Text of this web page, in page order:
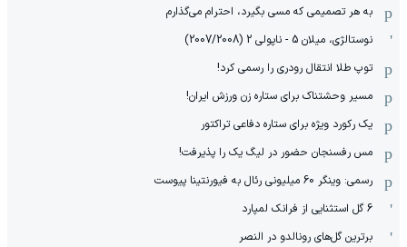
به هر تصمیمی که مسی بگیرد، احترام می‌گذارم
نوستالژی، میلان 5 - ناپولی 2 (2007/2008)
توپ طلا انتقال رودری را رسمی کرد!
مسیر وحشتناک برای ستاره زن ورزش ایران!
یک رکورد ویژه برای ستاره دفاعی تراکتور
مس رفسنجان حضور در لیگ یک را پذیرفت!
رسمی: وینگر 60 میلیونی رئال به فیورنتینا پیوست
6 گل استثنایی از فرانک لمپارد
برترین گل‌های رونالدو در النصر